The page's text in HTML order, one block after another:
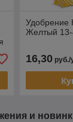
Удобрение
Желтый 13-
16,30руб./
и